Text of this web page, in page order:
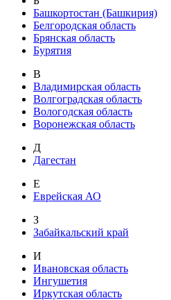
Башкортостан (Башкирия)
Белгородская область
Брянская область
Бурятия
В
Владимирская область
Волгоградская область
Вологодская область
Воронежская область
Д
Дагестан
Е
Еврейская АО
З
Забайкальский край
И
Ивановская область
Ингушетия
Иркутская область